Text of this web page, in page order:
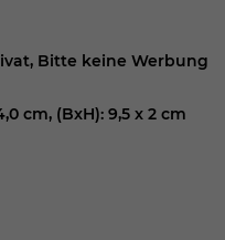
Bitte keine Werbung
cm, (BxH): 9,5 x 2 cm
verwendet, um Ihre